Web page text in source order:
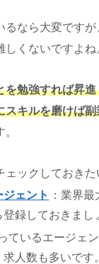
るなら大変です
くないですよね
を勉強すれば昇進
スキルを磨けば
ェックしておきた
ジェント
：業界
録しておきまし
ているエージェ
人数も多いです。